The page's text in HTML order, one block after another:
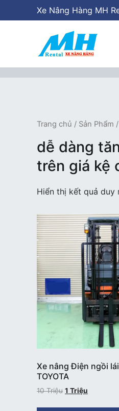
tới
Xe Nâng Hàng MH
Trang chủ / Sản Phẩm
dễ dàng
trên giá kệ
Hiển thị kết quả duy
Xe nâng Điện ngồi
TOYOTA
10Triệu 1 Triệu